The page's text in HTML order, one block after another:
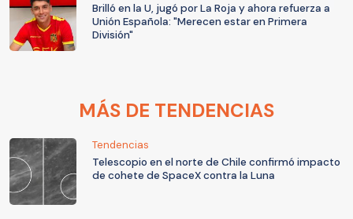
Brilló en la U, jugó por La Roja y ahora refuerza a
Unión Española: "Merecen estar en Primera
División"
MÁS DE TENDENCIAS
Tendencias
Telescopio en el norte de Chile confirmó impacto
de cohete de SpaceX contra la Luna